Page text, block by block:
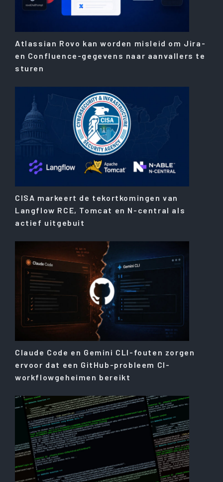
Atlassian Rovo kan worden misleid om Jira-
en Confluence-gegevens naar aanvallers te
sturen
CISA markeert de tekortkomingen van
Langflow RCE, Tomcat en N-central als
actief uitgebuit
Claude Code en Gemini CLI-fouten zorgen
ervoor dat een GitHub-probleem CI-
workflowgeheimen bereikt